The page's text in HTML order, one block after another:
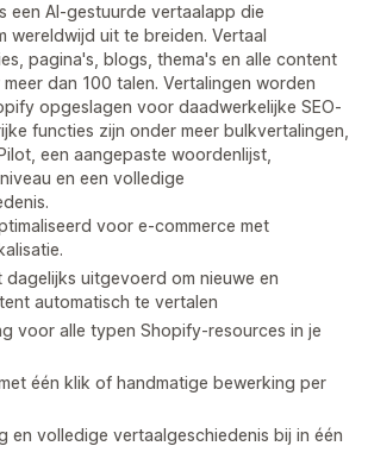
een AI-gestuurde vertaalapp die
wereldwijd uit te breiden. Vertaal
pagina's, blogs, thema's en alle content
dan 100 talen. Vertalingen worden
opgeslagen voor daadwerkelijke SEO-
functies zijn onder meer bulkvertalingen,
een aangepaste woordenlijst,
en een volledige
voor e-commerce met
uitgevoerd om nieuwe en
automatisch te vertalen
voor alle typen Shopify-resources in je
één klik of handmatige bewerking per
en volledige vertaalgeschiedenis bij in één